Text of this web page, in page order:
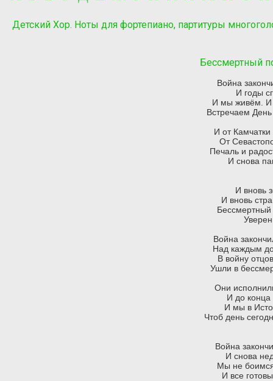
Детский Хор. Ноты для фортепиано, партитуры
Бессмертный
Война
И годы
И мы живём. И
Встречаем
И от
От
Печаль и
И снова
И вновь
И вновь
Бессмертный
Война
Над каждым
В войну
Ушли в
Они
И до конца
И мы в
Чтоб день
Война
И снова
Мы не
И все